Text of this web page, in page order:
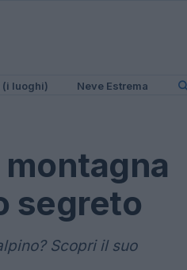
(i luoghi) Neve Estrema
segreto
Scopri il suo